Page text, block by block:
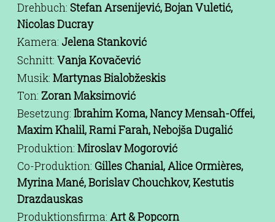
Drehbuch: Stefan Arsenijević, Bojan Vuletić,
Nicolas Ducray
Kamera: Jelena Stanković
Schnitt: Vanja Kovačević
Musik: Martynas Bialobžeskis
Ton: Zoran Maksimović
Besetzung: Ibrahim Koma, Nancy Mensah-Offei,
Maxim Khalil, Rami Farah, Nebojša Dugalić
Produktion: Miroslav Mogorović
Co-Produktion: Gilles Chanial, Alice Ormières,
Myrina Mané, Borislav Chouchkov, Kestutis
Drazdauskas
Produktionsfirma: Art & Popcorn